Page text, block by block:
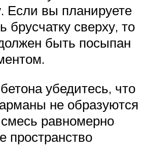
Если вы планируете
брусчатку сверху, то
быть посыпан
убедитесь, что
не образуются
равномерно
пространство